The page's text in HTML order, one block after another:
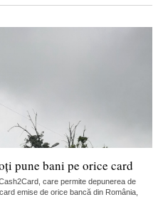
pune bani pe orice card
care permite depunerea de
emise de orice bancă din România,